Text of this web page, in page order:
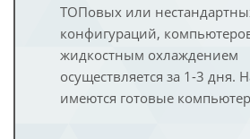
ТОПовых или
конфигураций,
жидкостным охлаждением
осуществляется за 1-3 дня.
имеются готовые